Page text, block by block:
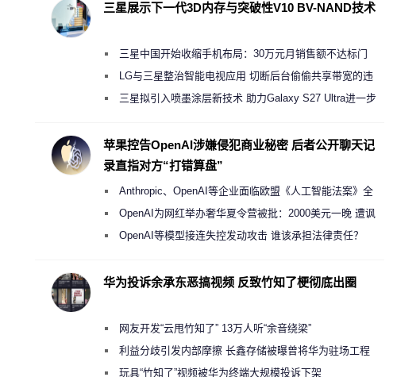
三星展示下一代3D内存与突破性V10 BV-NAND技术
三星中国开始收缩手机布局：30万元月销售额不达标门
店 将被逐步清退
LG与三星整治智能电视应用 切断后台偷偷共享带宽的违
规行为三星拟引入喷墨涂层新技术 助力Galaxy S27 Ultra进一步
苹果控告OpenAI涉嫌侵犯商业秘密 后者公开聊天记
录直指对方“打错算盘”
Anthropic、OpenAI等企业面临欧盟《人工智能法案》全
新执法权限审查
OpenAI为网红举办奢华夏令营被批：2000美元一晚 遭讽
“反乌托邦”
OpenAI等模型接连失控发动攻击 谁该承担法律责任？
华为投诉余承东恶搞视频 反致竹知了梗彻底出圈
网友开发“云甩竹知了” 13万人听“余音绕梁”
利益分歧引发内部摩擦 长鑫存储被曝曾将华为驻场工程
师驱逐出研发基地
玩具“竹知了”视频被华为终端大规模投诉下架